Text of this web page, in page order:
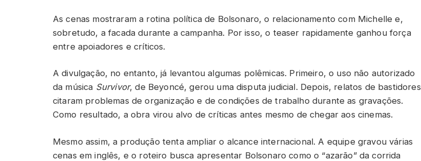
As cenas mostraram a rotina política de Bolsonaro, o relacionamento com Michelle e,
sobretudo, a facada durante a campanha. Por isso, o teaser rapidamente ganhou força
entre apoiadores e críticos.
A divulgação, no entanto, já levantou algumas polêmicas. Primeiro, o uso não autorizado
da música Survivor, de Beyoncé, gerou uma disputa judicial. Depois, relatos de bastidores
citaram problemas de organização e de condições de trabalho durante as gravações.
Como resultado, a obra virou alvo de críticas antes mesmo de chegar aos cinemas.
Mesmo assim, a produção tenta ampliar o alcance internacional. A equipe gravou várias
cenas em inglês, e o roteiro busca apresentar Bolsonaro como o “azarão” da corrida